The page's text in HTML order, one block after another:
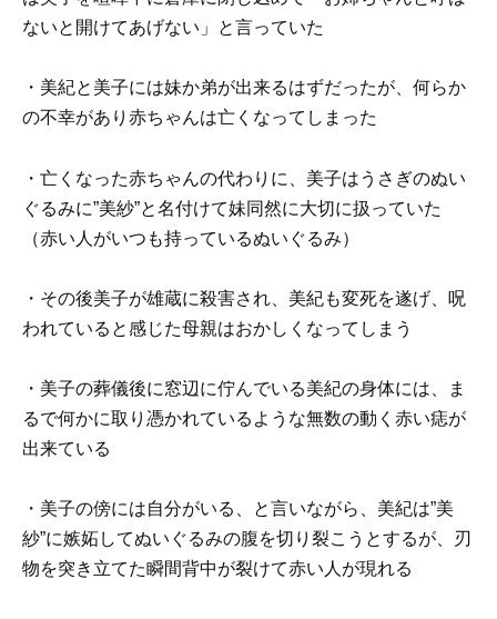
ないと開けてあげない」と言っていた
・美紀と美子には妹か弟が出来るはずだったが、何らか
の不幸があり赤ちゃんは亡くなってしまった
・亡くなった赤ちゃんの代わりに、美子はうさぎのぬい
ぐるみに”美紗”と名付けて妹同然に大切に扱っていた
（赤い人がいつも持っているぬいぐるみ）
・その後美子が雄蔵に殺害され、美紀も変死を遂げ、呪
われていると感じた母親はおかしくなってしまう
・美子の葬儀後に窓辺に佇んでいる美紀の身体には、ま
るで何かに取り憑かれているような無数の動く赤い痣が
出来ている
・美子の傍には自分がいる、と言いながら、美紀は”美
紗”に嫉妬してぬいぐるみの腹を切り裂こうとするが、刃
物を突き立てた瞬間背中が裂けて赤い人が現れる